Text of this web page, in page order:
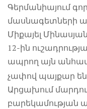
Գերմանիայում
մասնագետների
Միքայել
12-ին
ապրող այն
չափով պայքար
Արցախում
բարեկամության